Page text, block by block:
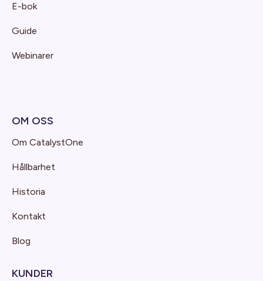
E-bok
Guide
Webinarer
OM OSS
Om CatalystOne
Hållbarhet
Historia
Kontakt
Blog
KUNDER